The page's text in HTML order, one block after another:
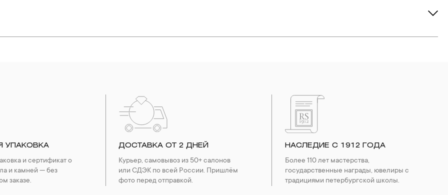
беречь от воздействия влаги, необходимо позолоченные изделия. Также высокую влажность плохо переносят жемчуг,
УПАКОВКА
и сертификат о
и камней — без
заказе.
ДОСТАВКА ОТ 2 ДНЕЙ
Курьер, самовывоз из 50+ салонов
или СДЭК по всей России. Пришлём
фото перед отправкой.
НАСЛЕДИЕ С 1912 ГОДА
Более 110 лет мастерства,
государственные награды, ювелиры с
традициями петербургской школы.